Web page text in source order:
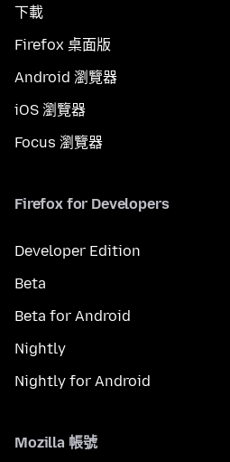
下載
Firefox 桌面版
Android 瀏覽器
iOS 瀏覽器
Focus 瀏覽器
Firefox for Developers
Developer Edition
Beta
Beta for Android
Nightly
Nightly for Android
Mozilla 帳號